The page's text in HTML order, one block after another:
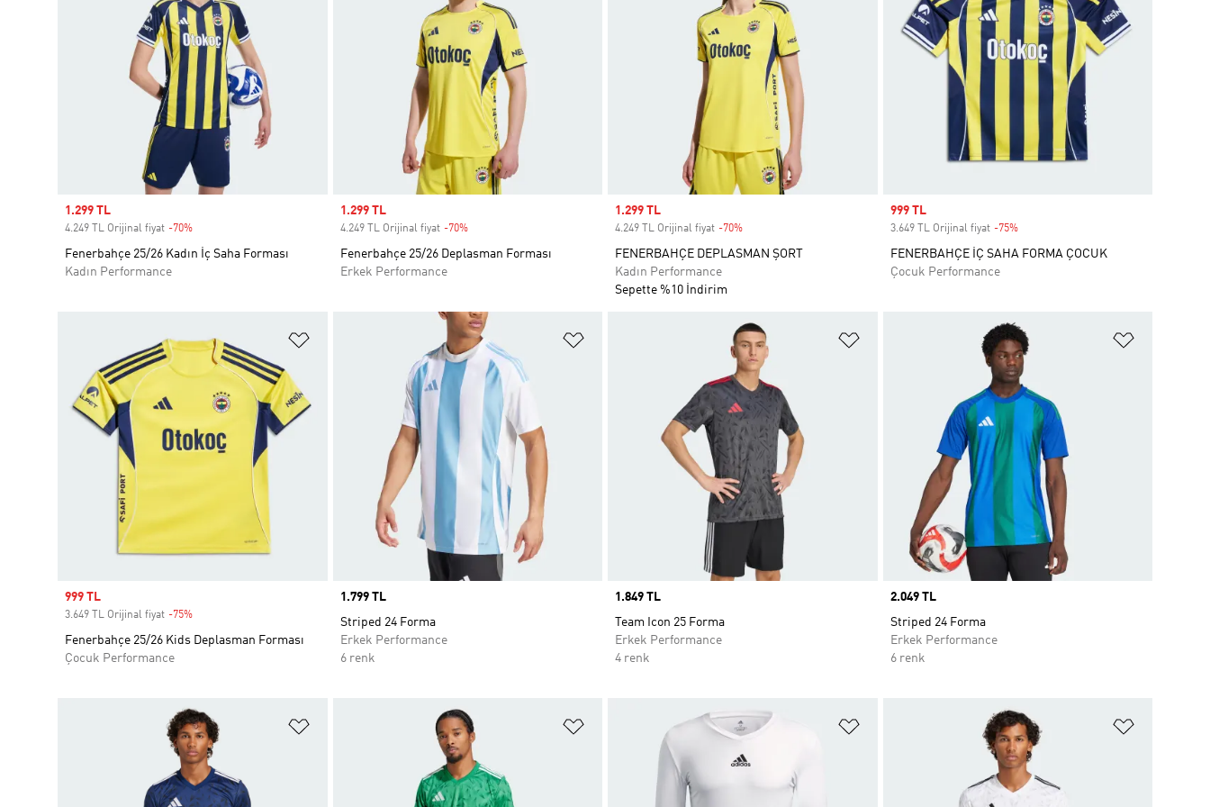
Sale price
1.299 TL
4.249 TL Orijinal fiyat -70%
Fenerbahçe 25/26 Kadın İç Saha Forması
Kadın Performance
Sale price
1.299 TL
4.249 TL Orijinal fiyat -70%Discount
Fenerbahçe 25/26 Deplasman Forması
Erkek Performance
Sale price
1.299 TL
4.249 TL Orijinal fiyat -70%
FENERBAHÇE DEPLASMAN ŞORT
Kadın Performance
Sepette %10 İndirim
Sale price
999 TL
3.649 TL Orijinal fiyat -75%Discount
FENERBAHÇE İÇ SAHA FORMA ÇOCUK
Çocuk Performance
Sale price
999 TL
3.649 TL Orijinal fiyat -75%
Fenerbahçe 25/26 Kids Deplasman Forması
Çocuk Performance
Price
1.799 TL
Striped 24 Forma
Erkek Performance
6 renk
Favori Listesine Ekle
Price
1.849 TL
Team Icon 25 Forma
Erkek Performance
4 renk
Price
2.049 TL
Striped 24 Forma
Erkek Performance
6 renk
Favori Listesine Ekle Favori Listesine Ekle Favori Listesine Ekle